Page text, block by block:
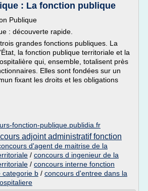
: La fonction publique
Publique
: découverte rapide.
grandes fonctions publiques. La
la fonction publique territoriale et la
qui, ensemble, totalisent près
Elles sont fondées sur un
fixant les droits et les obligations
fonction-publique.publidia.fr
adjoint administratif fonction
d'agent de maitrise de la
/ concours d ingenieur de la
/ concours interne fonction
categorie b / concours d'entree dans la